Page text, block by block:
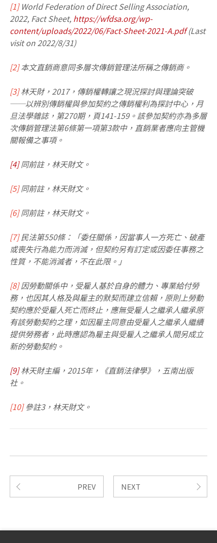
[1]World Federation of Direct Selling Association,
2022, Fact Sheet, https://wfdsa.org/wp-
content/uploads/2022/06/Fact-Sheet-2021-A.pdf(Last
visit on 2022/8/31)
[2] 本文直銷商意同多層次傳銷管理法所稱之傳銷商。
[3]林天財，2017，傳銷權轉讓之現況探討與理論突破
──以辨別傳銷權與參加契約之傳銷權利為探討中心，月
旦法學雜誌，第270期，頁141-159。該參加契約亦為多層
次傳銷管理法第6條第一項第3款中，直銷業者應向主管機
關報備之事項。
[4] 同前註，林天財文。
[5]同前註，林天財文。
[6]同前註，林天財文。
[7] 民法第550條：「委任關係，因當事人一方死亡、破產
或喪失行為能力而消滅，但契約另有訂定或因委任事務之
性質，不能消滅者，不在此限。」
[8] 因勞動關係中，受雇人基於自身的體力、專業給付勞
務，也因其人格及與雇主的默契而建立信賴，原則上勞動
契約應於受雇人死亡而終止，應無受雇人之繼承人繼承原
有該勞動契約之理，如因雇主同意由受雇人之繼承人繼續
提供勞務者，此時應認為雇主與受雇人之繼承人間另成立
新的勞動契約。
[9] 林天財主編，2015年，《直銷法律學》，五南出版
社。
[10]參註3，林天財文。
PREV NEXT